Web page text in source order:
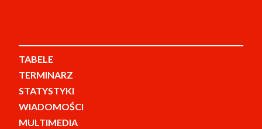
TABELE
TERMINARZ
STATYSTYKI
WIADOMOŚCI
MULTIMEDIA